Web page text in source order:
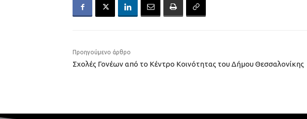
Προηγούμενο άρθρο
Σχολές Γονέων από το Κέντρο Κοινότητας του Δήμου Θεσσαλονίκης